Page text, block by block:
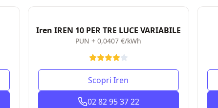
Iren IREN 10 PER TRE LUCE VARIABILE
PUN + 0,0407 €/kWh
Scopri Iren
02 82 95 37 22